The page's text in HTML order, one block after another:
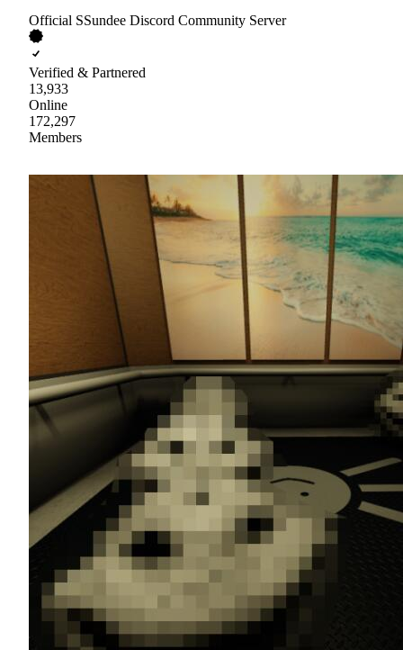
Official SSundee Discord Community Server
Verified & Partnered
13,933
Online
172,297
Members